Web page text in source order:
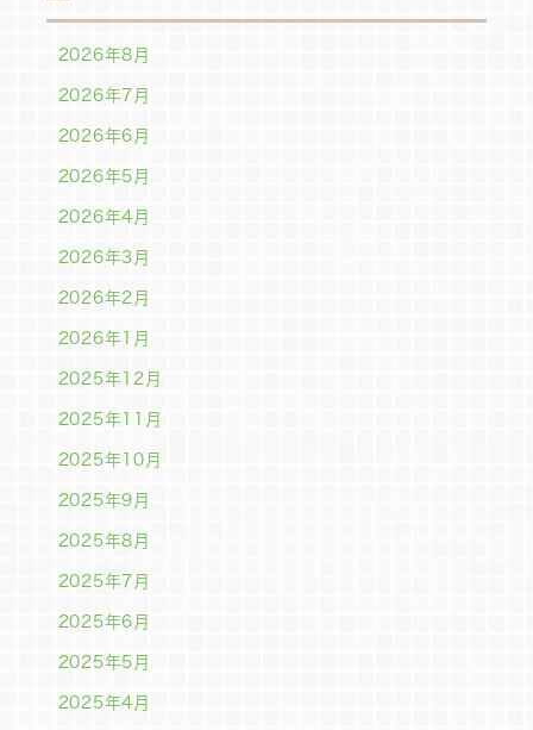
2026年8月
2026年7月
2026年6月
2026年5月
2026年4月
2026年3月
2026年2月
2026年1月
2025年12月
2025年11月
2025年10月
2025年9月
2025年8月
2025年7月
2025年6月
2025年5月
2025年4月